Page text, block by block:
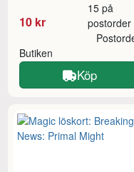
10 kr
15 på
postorder
Butiken
Köp